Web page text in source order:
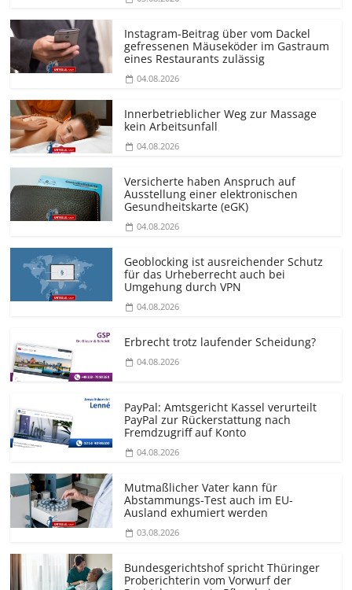
Instagram-Beitrag über vom Dackel
gefressenen Mäuseköder im Gastraum
eines Restaurants zulässig
04.08.2026
Innerbetrieblicher Weg zur Massage
kein Arbeitsunfall
04.08.2026
Versicherte haben Anspruch auf
Ausstellung einer elektronischen
Gesundheitskarte (eGK)
04.08.2026
Geoblocking ist ausreichender Schutz
für das Urheberrecht auch bei
Umgehung durch VPN
04.08.2026
Erbrecht trotz laufender Scheidung?
04.08.2026
PayPal: Amtsgericht Kassel verurteilt
PayPal zur Rückerstattung nach
Fremdzugriff auf Konto
04.08.2026
Mutmaßlicher Vater kann für
Abstammungs-Test auch im EU-
Ausland exhumiert werden
03.08.2026
Bundesgerichtshof spricht Thüringer
Proberichterin vom Vorwurf der